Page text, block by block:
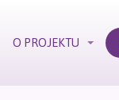
O PROJEKTU